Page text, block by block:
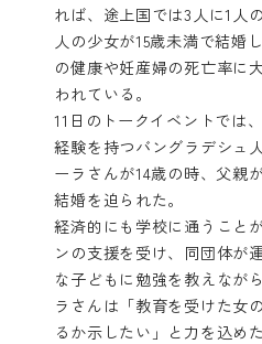
れば、途上国では3人に1人
人の少女が15歳未満で結婚
の健康や妊産婦の死亡率に
われている。
11日のトークイベントでは
経験を持つバングラデシュ
ーラさんが14歳の時、父親
結婚を迫られた。
経済的にも学校に通うこと
ンの支援を受け、同団体が
な子どもに勉強を教えなが
ラさんは「教育を受けた女
るか示したい」と力を込めた